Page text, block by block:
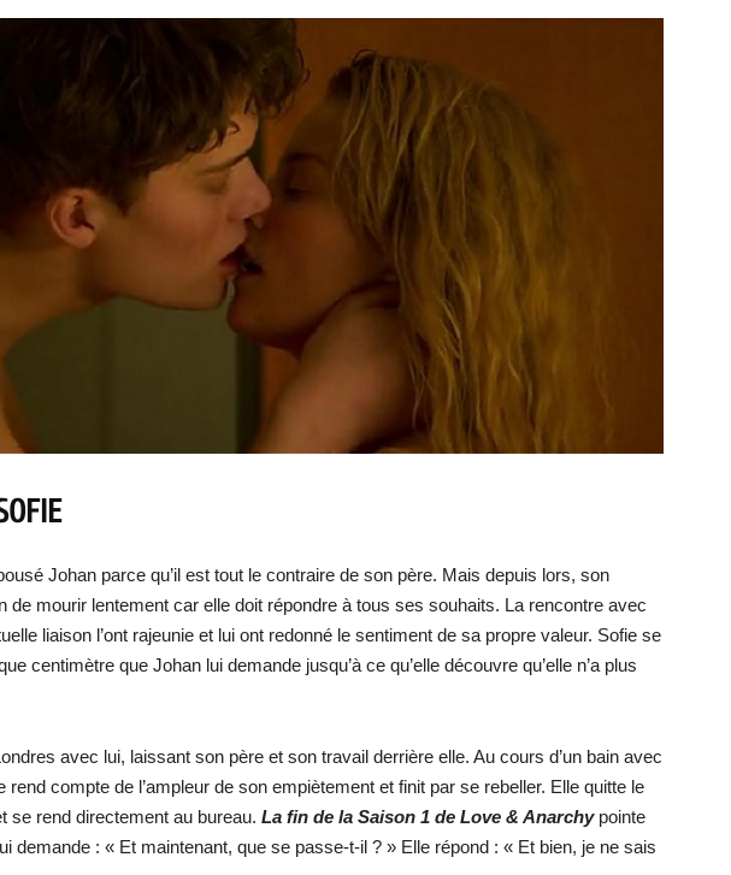
Johan parce qu’il est tout le contraire de son père. Mais depuis lors, son
de mourir lentement car elle doit répondre à tous ses souhaits. La rencontre avec
liaison l’ont rajeunie et lui ont redonné le sentiment de sa propre valeur. Sofie se
centimètre que Johan lui demande jusqu’à ce qu’elle découvre qu’elle n’a plus
avec lui, laissant son père et son travail derrière elle. Au cours d’un bain avec
rend compte de l’ampleur de son empiètement et finit par se rebeller. Elle quitte le
se rend directement au bureau. La fin de la Saison 1 de Love & Anarchypointe
demande : « Et maintenant, que se passe-t-il ? » Elle répond : « Et bien, je ne sais